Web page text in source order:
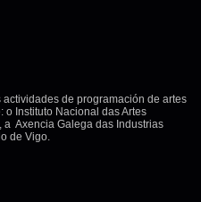
de programación de artes
o Instituto Nacional das Artes
a Axencia Galega das Industrias
de Vigo.